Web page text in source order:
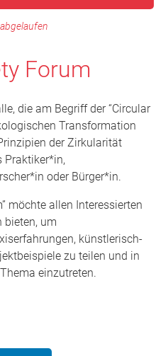
abgelaufen
Forum
die am Begriff der “Circular
Transformation
der Zirkularität
Praktiker*in,
oder Bürger*in.
möchte allen Interessierten
bieten, um
künstlerisch-
zu teilen und in
einzutreten.